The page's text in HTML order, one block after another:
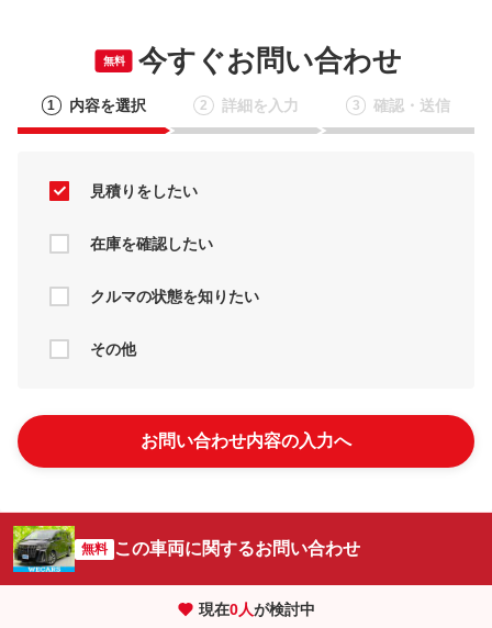
無料 今すぐお問い合わせ
1 内容を選択 2 詳細を入力 3 確認・送信
見積りをしたい
在庫を確認したい
クルマの状態を知りたい
その他
お問い合わせ内容の入力へ
無料 この車両に関するお問い合わせ
現在0人が検討中